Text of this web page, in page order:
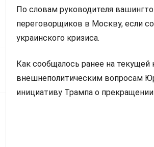
По словам руководителя
переговорщиков в Москву, если
украинского кризиса.
Как сообщалось ранее на
внешнеполитическим вопросам
инициативу Трампа о прекращении